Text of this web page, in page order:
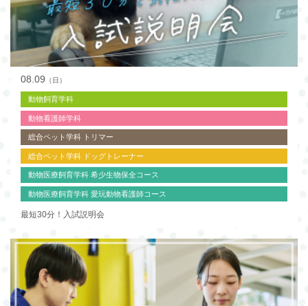
08.09 （日）
動物飼育学科
動物看護師学科
総合ペット学科 トリマー
総合ペット学科 ドッグトレーナー
動物医療飼育学科 希少生物保全コース
動物医療飼育学科 愛玩動物看護師コース
最短30分！入試説明会